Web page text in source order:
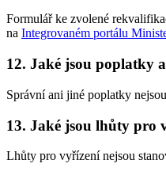
Formulář ke zvolené
na Integrovaném portálu
12. Jaké jsou poplatky
Správní ani jiné poplatky
13. Jaké jsou lhůty pro
Lhůty pro vyřízení nejsou